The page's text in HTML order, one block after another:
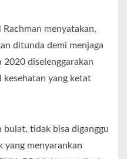
menyatakan,
ditunda demi menjaga
diselenggarakan
kesehatan yang ketat
bulat, tidak bisa diganggu
yang menyarankan